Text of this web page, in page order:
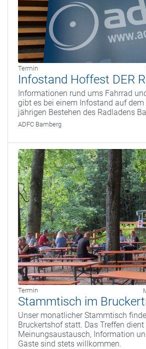
Termin
Infostand Hoffest DER
Informationen rund ums Fahrrad
gibt es bei einem Infostand auf
jährigen Bestehen des Radladens
ADFC Bamberg
Termin
Stammtisch im
Unser monatlicher Stammtisch
Bruckertshof statt. Das Treffen dient
Meinungsaustausch, Information
Gäste sind stets willkommen.